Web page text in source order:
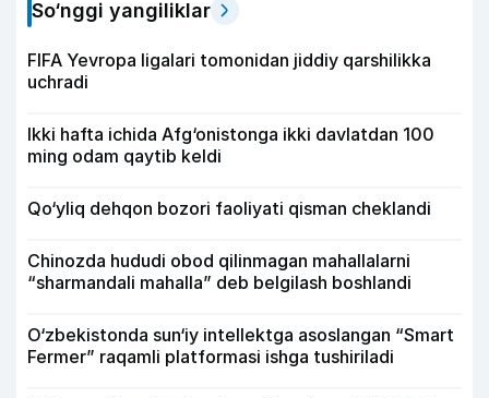
So‘nggi yangiliklar
FIFA Yevropa ligalari tomonidan jiddiy qarshilikka
uchradi
Ikki hafta ichida Afg‘onistonga ikki davlatdan 100
ming odam qaytib keldi
Qo‘yliq dehqon bozori faoliyati qisman cheklandi
Chinozda hududi obod qilinmagan mahallalarni
“sharmandali mahalla” deb belgilash boshlandi
O‘zbekistonda sun‘iy intellektga asoslangan “Smart
Fermer” raqamli platformasi ishga tushiriladi